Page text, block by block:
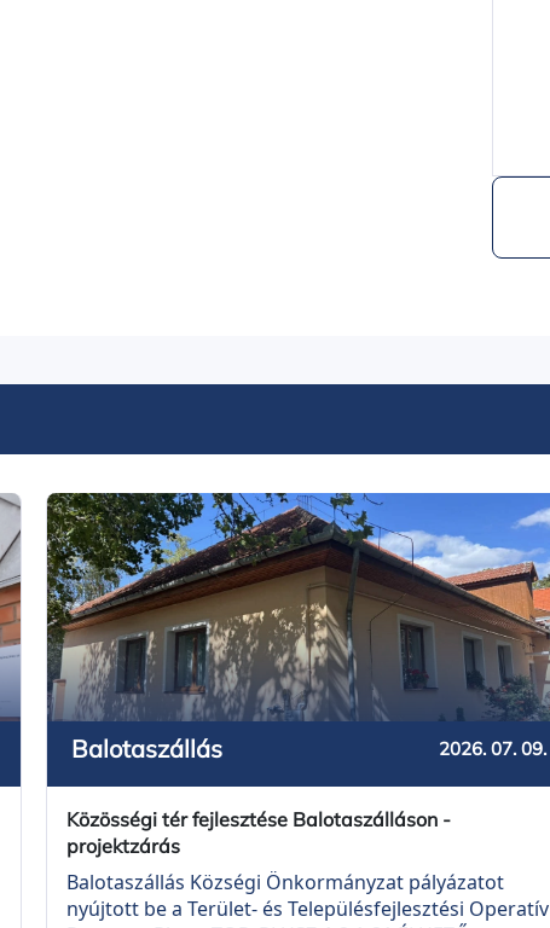
Balotaszállás 2026. 07. 09.
Közösségi tér fejlesztése Balotaszálláson -
projektzárás
Balotaszállás Községi Önkormányzat pályázatot
nyújtott be a Terület- és Településfejlesztési Operatív